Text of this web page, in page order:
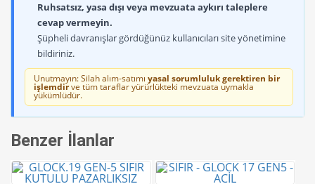
Ruhsatsız, yasa dışı veya mevzuata aykırı taleplere
cevap vermeyin.
Şüpheli davranışlar gördüğünüz kullanıcıları site yönetimine
bildiriniz.
Unutmayın: Silah alım-satımı yasal sorumluluk gerektiren bir
işlemdirve tüm taraflar yürürlükteki mevzuata uymakla
yükümlüdür.
Benzer İlanlar